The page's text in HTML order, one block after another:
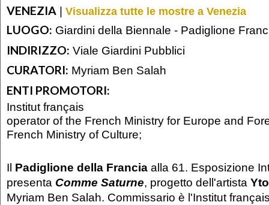
VENEZIA | Visualizza tutte le mostre a Venezia
LUOGO: Giardini della Biennale - Padiglione
INDIRIZZO: Viale Giardini Pubblici
CURATORI: Myriam Ben Salah
ENTI PROMOTORI:
Institut français
operator of the French Ministry for Europe and
French Ministry of Culture;
Il Padiglione della Francia alla 61. Esposizione
presenta Comme Saturne, progetto dell'artista
Myriam Ben Salah. Commissario è l'Institut